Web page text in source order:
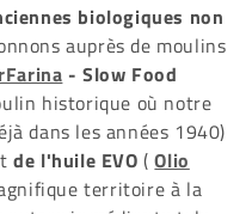
biologiques non
auprès de moulins
- Slow Food
historique où notre
dans les années 1940)
de l'huile EVO (Olio
territoire à la